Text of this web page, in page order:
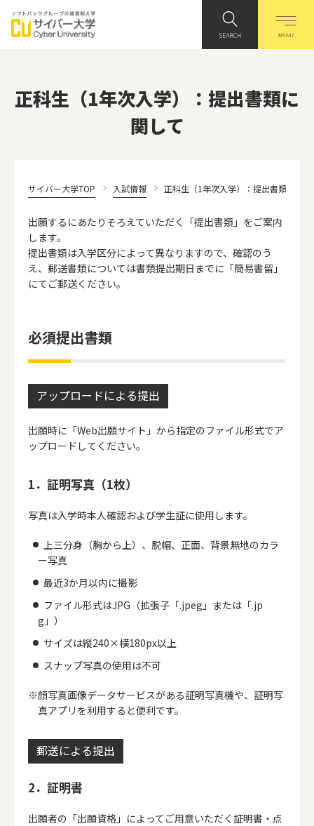
正科生（1年次入学）：提出書類に
関して
サイバー大学TOP 入試情報 正科生（1年次入学）：提出書類に関し
出願するにあたりそろえていただく「提出書類」をご案内
します。
提出書類は入学区分によって異なりますので、確認のう
え、郵送書類については書類提出期日までに 「簡易書留」
にてご郵送ください。
必須提出書類
アップロードによる提出
出願時に「Web出願サイト」から指定のファイル形式でア
ップロードしてください。
1．証明写真（1枚）
写真は入学時本人確認および学生証に使用します。
上三分身（胸から上）、脱帽、正面、背景無地のカラ
ー写真
最近3か月以内に撮影
ファイル形式はJPG（拡張子「.jpeg」または「.jp
g」）
サイズは縦240×横180px以上
スナップ写真の使用は不可
顔写真画像データサービスがある証明写真機や、証明写
真アプリを利用すると便利です。
郵送による提出
2．証明書
出願者の「出願資格」によってご用意いただく証明書・点